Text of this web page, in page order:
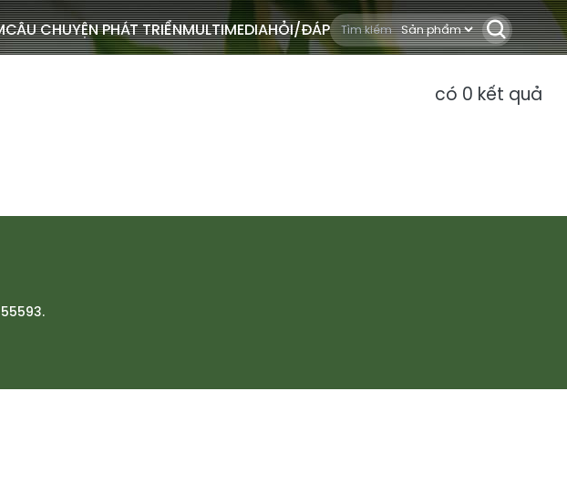
CÂU CHUYỆN PHÁT TRIỂNMULTIMEDIAHỎI/ĐÁP
có 0 kết quả